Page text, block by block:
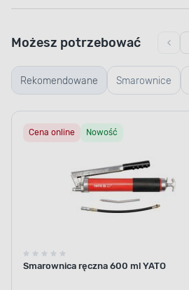
Rekomendowane Smarownice
Możesz potrzebować
Cena online Nowość
Smarownica ręczna 600 ml YATO